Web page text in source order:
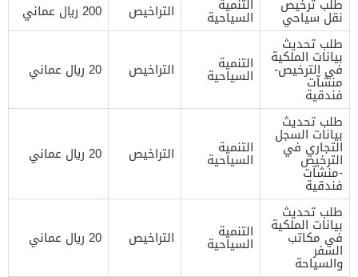
طلب ترخيص
نقل سياحي
التنمية
السياحية التراخيص
200 ريال عماني
طلب تحديث
بيانات الملكية
في الترخيص-
منشآت
فندقية
التنمية
السياحية التراخيص 20 ريال عماني
طلب تحديث
بيانات السجل
التجاري في
الترخيص
-منشآت
فندقية
التنمية
السياحية التراخيص 20 ريال عماني
طلب تحديث
بيانات الملكية
في مكاتب
السفر
والسياحة
التنمية
السياحية التراخيص 20 ريال عماني